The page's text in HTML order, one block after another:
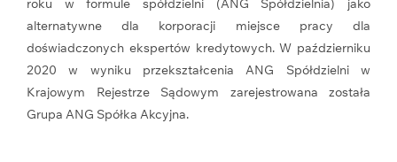
roku w formule spółdzielni (ANG Spółdzielnia) jako
alternatywne dla korporacji miejsce pracy dla
doświadczonych ekspertów kredytowych. W październiku
2020 w wyniku przekształcenia ANG Spółdzielni w
Krajowym Rejestrze Sądowym zarejestrowana została
Grupa ANG Spółka Akcyjna.